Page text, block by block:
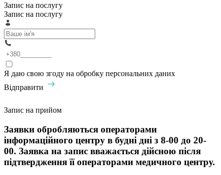
Запис на послугу
Запис на послугу
Я даю свою згоду на обробку персональних даних
Відправити
Запис на прийом
Заявки обробляються операторами
інформаційного центру в будні дні з 8-00 до 20-
00. Заявка на запис вважається дійсною після
підтвердження її операторами медичного центру.